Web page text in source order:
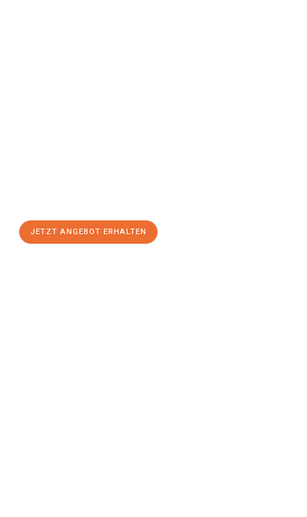
JETZT ANGEBOT ERHALTEN